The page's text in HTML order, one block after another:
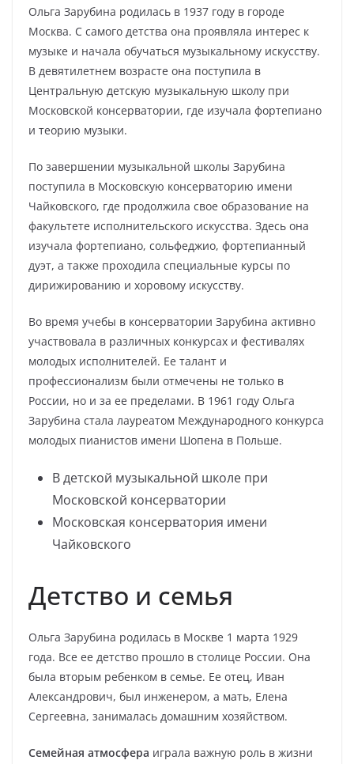
Ольга Зарубина родилась в 1937 году в городе
Москва. С самого детства она проявляла интерес к
музыке и начала обучаться музыкальному искусству.
В девятилетнем возрасте она поступила в
Центральную детскую музыкальную школу при
Московской консерватории, где изучала фортепиано
и теорию музыки.
По завершении музыкальной школы Зарубина
поступила в Московскую консерваторию имени
Чайковского, где продолжила свое образование на
факультете исполнительского искусства. Здесь она
изучала фортепиано, сольфеджио, фортепианный
дуэт, а также проходила специальные курсы по
дирижированию и хоровому искусству.
Во время учебы в консерватории Зарубина активно
участвовала в различных конкурсах и фестивалях
молодых исполнителей. Ее талант и
профессионализм были отмечены не только в
России, но и за ее пределами. В 1961 году Ольга
Зарубина стала лауреатом Международного конкурса
молодых пианистов имени Шопена в Польше.
В детской музыкальной школе при
Московской консерватории
Московская консерватория имени
Чайковского
Детство и семья
Ольга Зарубина родилась в Москве 1 марта 1929
года. Все ее детство прошло в столице России. Она
была вторым ребенком в семье. Ее отец, Иван
Александрович, был инженером, а мать, Елена
Сергеевна, занималась домашним хозяйством.
Семейная атмосфера играла важную роль в жизни